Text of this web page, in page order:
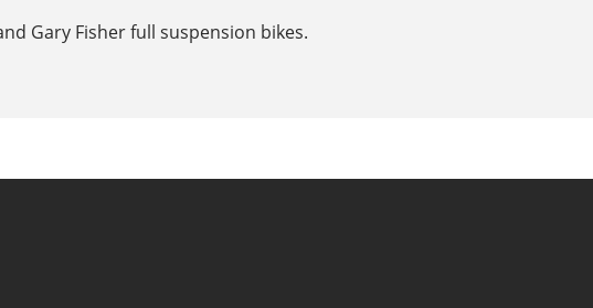
Gary Fisher full suspension bikes.